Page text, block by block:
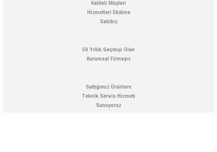
Kaliteli Müşteri
Hizmetleri Ekibine
Sahibiz
50 Yıllık Geçmişi Olan
Kurumsal Firmayız
Sattığımız Ürünlere
Teknik Servis Hizmeti
Sunuyoruz